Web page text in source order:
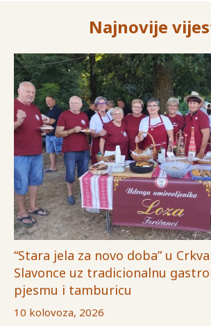
Najnovije
“Stara jela za novo doba” u
Slavonce uz tradicionalnu
pjesmu i tamburicu
10 kolovoza, 2026